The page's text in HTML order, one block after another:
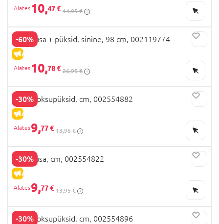
10,47 € 14,95 €
-60%
ALLAHINDLUS
OVS pusa + püksid, sinine, 98 cm, 002119774
10,78 € 26,95 €
-30%
ALLAHINDLUS
OVS jooksupüksid, cm, 002554882
9,77 € 13,95 €
-30%
ALLAHINDLUS
OVS pusa, cm, 002554822
9,77 € 13,95 €
-30%
OVS jooksupüksid, cm, 002554896